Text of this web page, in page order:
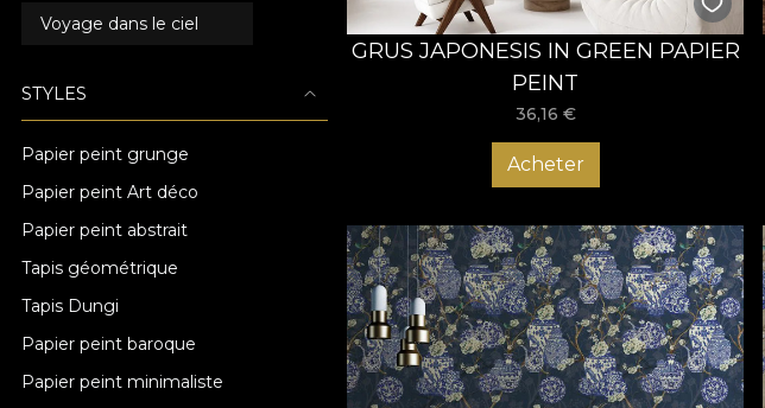
Voyage dans le ciel
STYLES
Papier peint grunge
Papier peint Art déco
Papier peint abstrait
Tapis géométrique
Tapis Dungi
Papier peint baroque
Papier peint minimaliste
GRUS JAPONESIS IN GREEN PAPIER
PEINT
36,16 €
Acheter